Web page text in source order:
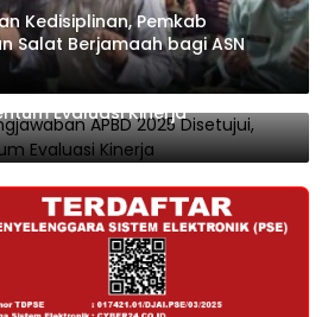
Kedisiplinan, Pemkab
Salat Berjamaah bagi ASN
APBD 2025 Disetujui,
Evaluasi Kinerja